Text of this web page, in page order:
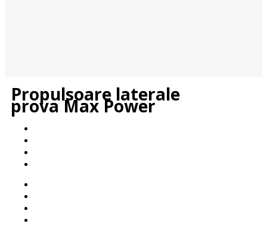
Propulsoare laterale
prova Max Power